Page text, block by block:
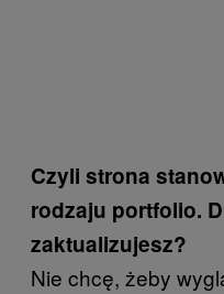
Czyli strona
rodzaju portfolio.
zaktualizujesz?
Nie chcę, żeby